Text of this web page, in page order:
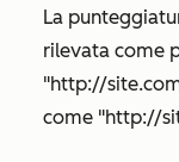
La
rilevata come
"http://
come "http://